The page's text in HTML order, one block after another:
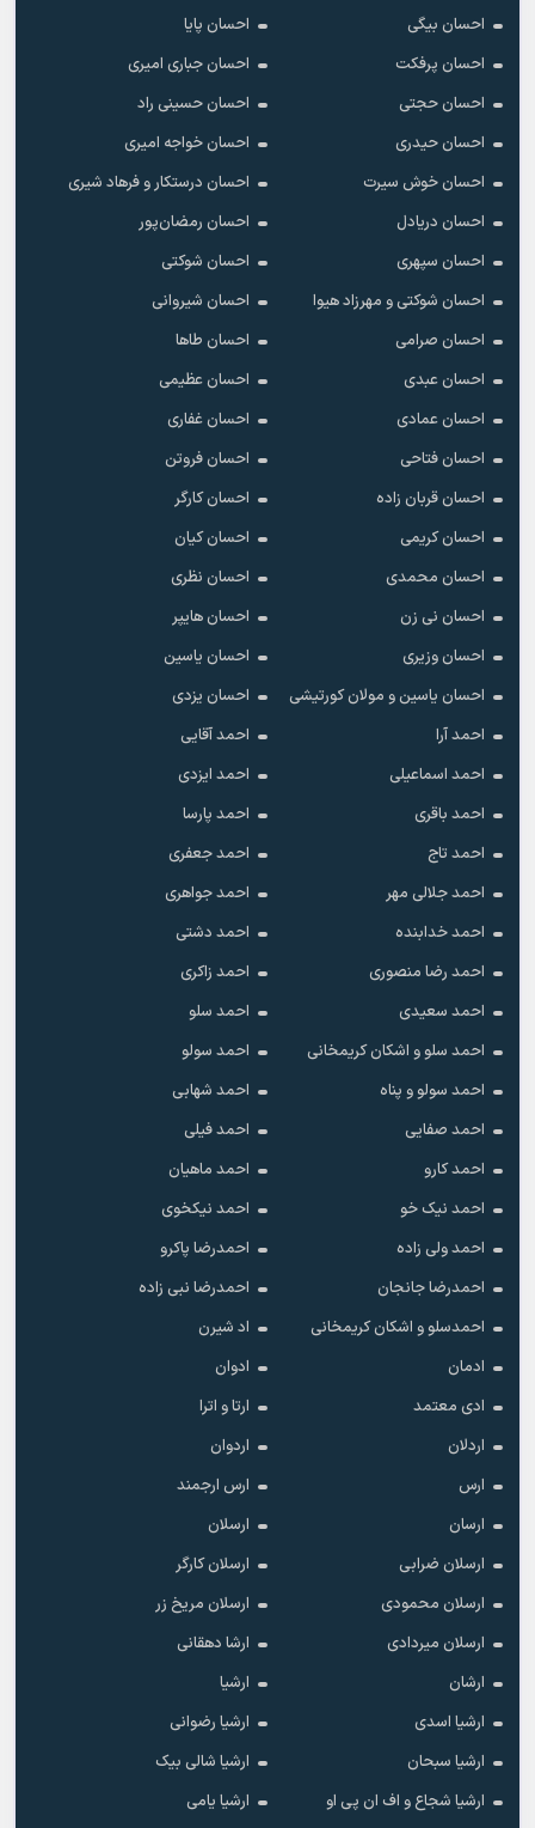
احسان بیگی
احسان پایا
احسان پرفکت
احسان جباری امیری
احسان حجتی
احسان حسینی راد
احسان حیدری
احسان خواجه امیری
احسان خوش سیرت
احسان درستکار و فرهاد شیرى
احسان دریادل
احسان رمضان‌پور
احسان سپهری
احسان شوکتی
احسان شوکتی و مهرزاد هیوا
احسان شیروانی
احسان صرامی
احسان طاها
احسان عبدی
احسان عظیمی
احسان عمادی
احسان غفاری
احسان فتاحی
احسان فروتن
احسان قربان زاده
احسان کارگر
احسان کریمی
احسان کیان
احسان محمدی
احسان نظری
احسان نی زن
احسان هایپر
احسان وزیری
احسان یاسین
احسان یاسین و مولان کورتیشی
احسان یزدی
احمد آرا
احمد آقایی
احمد اسماعیلی
احمد ایزدی
احمد باقری
احمد پارسا
احمد تاج
احمد جعفری
احمد جلالی مهر
احمد جواهری
احمد خدابنده
احمد دشتی
احمد رضا منصوری
احمد زاکری
احمد سعیدی
احمد سلو
احمد سلو و اشکان کریمخانی
احمد سولو
احمد سولو و پناه
احمد شهابی
احمد صفایی
احمد فیلی
احمد کارو
احمد ماهیان
احمد نیک خو
احمد نیکخوی
احمد ولی زاده
احمدرضا پاکرو
احمدرضا جانجان
احمدرضا نبی زاده
احمدسلو و اشکان کریمخانی
اد شیرن
ادمان
ادوان
ادی معتمد
ارتا و اترا
اردلان
اردوان
ارس
ارس ارجمند
ارسان
ارسلان
ارسلان ضرابی
ارسلان کارگر
ارسلان محمودی
ارسلان مریخ زر
ارسلان میردادی
ارشا دهقانی
ارشان
ارشیا
ارشیا اسدی
ارشیا رضوانی
ارشیا سبحان
ارشیا شالی بیک
ارشیا شجاع و اف ان پی او
ارشیا یامی